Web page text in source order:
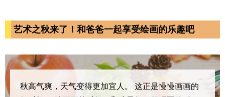
艺术之秋来了！和爸爸一起享受绘画的乐趣吧
秋高气爽，天气变得更加宜人。
这正是慢慢画画的